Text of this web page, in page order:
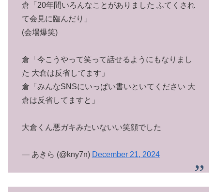
倉「20年間いろんなことがありました ふてくされ
て会見に臨んだり」
(会場爆笑)
倉「今こうやって笑って話せるようにもなりまし
た 大倉は反省してます」
倉「みんなSNSにいっぱい書いといてください 大
倉は反省してますと」
大倉くん悪ガキみたいないい笑顔でした
— あきら (@kny7n) December 21, 2024